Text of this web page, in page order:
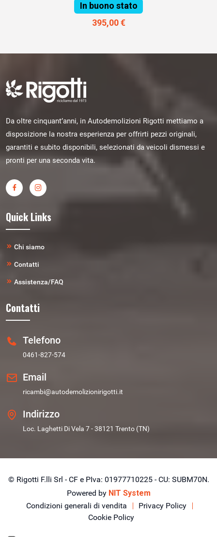
In buono stato
395,00 €
Da oltre cinquant’anni, in Autodemolizioni Rigotti mettiamo a
disposizione la nostra esperienza per offrirti pezzi originali,
garantiti e subito disponibili, selezionati da veicoli dismessi e
pronti per una seconda vita.
Quick Links
Chi siamo
Contatti
Assistenza/FAQ
Contatti
Telefono
0461-827-574
Email
ricambi@autodemolizionirigotti.it
Indirizzo
Loc. Laghetti Di Vela 7 - 38121 Trento (TN)
© Rigotti F.lli Srl - CF e PIva: 01977710225 - CU: SUBM70N.
Powered by NIT System
Condizioni generali di vendita
Privacy Policy
Cookie Policy